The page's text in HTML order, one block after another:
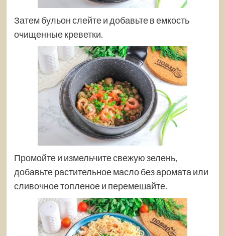
Затем бульон слейте и добавьте в емкость
очищенные креветки.
Промойте и измельчите свежую зелень,
добавьте растительное масло без аромата или
сливочное топленое и перемешайте.